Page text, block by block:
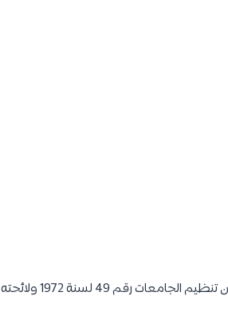
درجة البكالوريوس معادلة للدرجة التي تمنحها الجامعات المصرية الخاضعة لقانون تنظيم الجامعات رقم 49 لسنة 1972 ولائحته